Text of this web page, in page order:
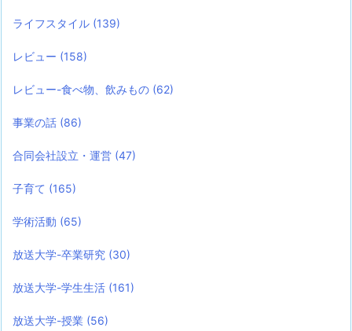
ライフスタイル (139)
レビュー (158)
レビュー-食べ物、飲みもの (62)
事業の話 (86)
合同会社設立・運営 (47)
子育て (165)
学術活動 (65)
放送大学-卒業研究 (30)
放送大学-学生生活 (161)
放送大学-授業 (56)